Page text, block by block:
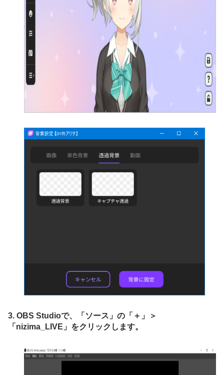
3. OBS Studioで、「ソース」の「＋」＞
「nizima_LIVE」をクリックします。